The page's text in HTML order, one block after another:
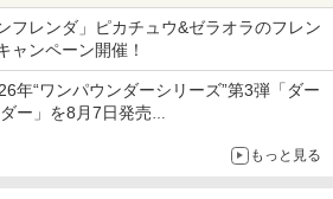
フレンダ」ピカチュウ&ゼラオラのフレン
ャンペーン開催！
年“ワンパウンダーシリーズ”第3弾「ダー
ー」を8月7日発売
もっと見る